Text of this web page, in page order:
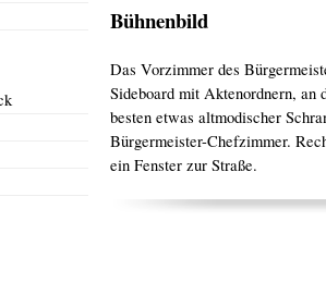
Bühnenbild
Das Vorzimmer des
Sideboard mit Aktenordnern, an
besten etwas altmodischer
Bürgermeister-Chefzimmer.
ein Fenster zur Straße.